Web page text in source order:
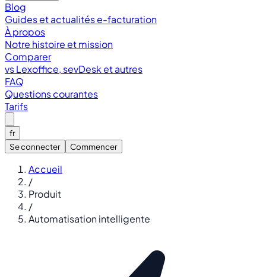
Blog
Guides et actualités e-facturation
À propos
Notre histoire et mission
Comparer
vs Lexoffice, sevDesk et autres
FAQ
Questions courantes
Tarifs
fr
Se connecter
Commencer
Accueil
/
Produit
/
Automatisation intelligente